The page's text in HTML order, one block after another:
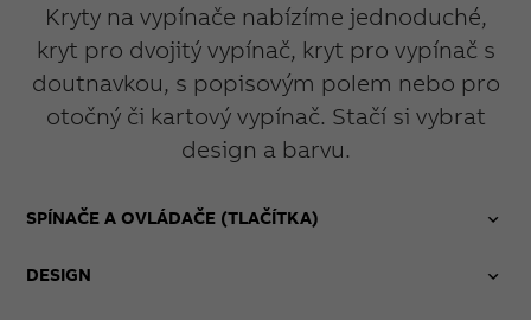
Kryty na vypínače nabízíme jednoduché,
kryt pro dvojitý vypínač, kryt pro vypínač s
doutnavkou, s popisovým polem nebo pro
otočný či kartový vypínač. Stačí si vybrat
design a barvu.
SPÍNAČE A OVLÁDAČE (TLAČÍTKA)
DESIGN